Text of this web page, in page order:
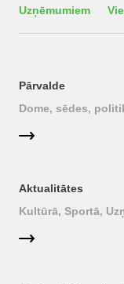
Uzņēmumiem
Pārvalde
Dome, sēdes,
Aktualitātes
Kultūrā, Sportā,